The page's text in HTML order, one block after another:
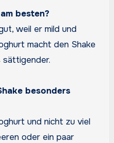
besten?
weil er mild und
macht den Shake
sättigender.
besonders
und nicht zu viel
oder ein paar